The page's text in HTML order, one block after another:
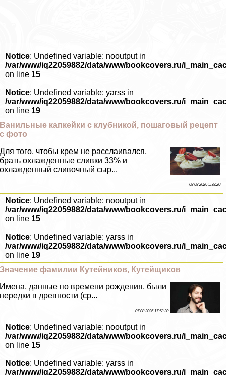
Notice: Undefined variable: nooutput in
/var/www/iq22059882/data/www/bookcovers.ru/
on line 15
Notice: Undefined variable: yarss in
/var/www/iq22059882/data/www/bookcovers.ru/
on line 19
Ванильные капкейки с клубникой, пошаговый рецепт
с фото
Для того, чтобы крем не расслаивался,
брать охлажденные сливки 33% и
охлажденный сливочный сыр...
08 08 2026 5:38:20
Notice: Undefined variable: nooutput in
/var/www/iq22059882/data/www/bookcovers.ru/
on line 15
Notice: Undefined variable: yarss in
/var/www/iq22059882/data/www/bookcovers.ru/
on line 19
Значение фамилии Кутейников, Кутейщиков
Имена, данные по времени рождения, были
нередки в древности (ср...
07 08 2026 17:53:20
Notice: Undefined variable: nooutput in
/var/www/iq22059882/data/www/bookcovers.ru/
on line 15
Notice: Undefined variable: yarss in
/var/www/iq22059882/data/www/bookcovers.ru/